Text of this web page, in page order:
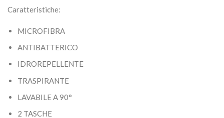
Caratteristiche:
MICROFIBRA
ANTIBATTERICO
IDROREPELLENTE
TRASPIRANTE
LAVABILE A 90°
2 TASCHE